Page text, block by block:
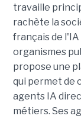
travaille
rachète la
français de l'IA
organismes
propose une
qui permet de
agents IA
métiers. Ses